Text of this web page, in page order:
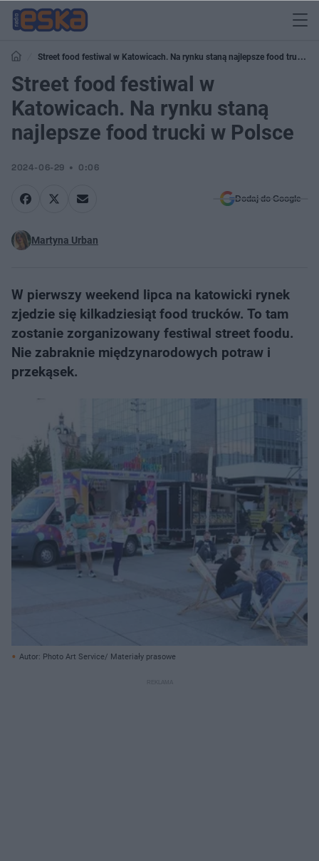
Street food festiwal w Katowicach. Na rynku staną najlepsze food trucki w
Polsce
Street food festiwal w
Katowicach. Na rynku staną
najlepsze food trucki w Polsce
2024-06-29 0:06
Dodaj do Google
Martyna Urban
W pierwszy weekend lipca na katowicki rynek
zjedzie się kilkadziesiąt food trucków. To tam
zostanie zorganizowany festiwal street foodu.
Nie zabraknie międzynarodowych potraw i
przekąsek.
Autor: Photo Art Service/ Materiały prasowe